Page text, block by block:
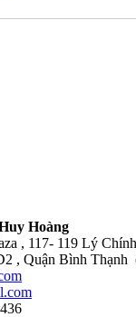
Hoàng
, 117- 119 Lý
, Quận Bình Thạnh